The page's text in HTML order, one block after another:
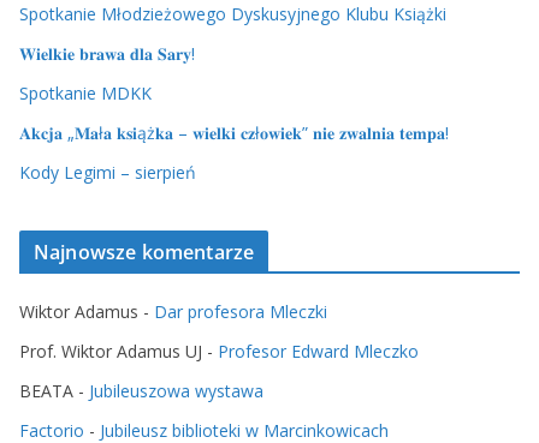
Spotkanie Młodzieżowego Dyskusyjnego Klubu Książki
𝐖𝐢𝐞𝐥𝐤𝐢𝐞 𝐛𝐫𝐚𝐰𝐚 𝐝𝐥𝐚 𝐒𝐚𝐫𝐲!
Spotkanie MDKK
𝐀𝐤𝐜𝐣𝐚 „𝐌𝐚ł𝐚 𝐤𝐬𝐢ąż𝐤𝐚 – 𝐰𝐢𝐞𝐥𝐤𝐢 𝐜𝐳ł𝐨𝐰𝐢𝐞𝐤” 𝐧𝐢𝐞 𝐳𝐰𝐚𝐥𝐧𝐢𝐚 𝐭𝐞𝐦𝐩𝐚!
Kody Legimi – sierpień
Najnowsze komentarze
Wiktor Adamus - Dar profesora Mleczki
Prof. Wiktor Adamus UJ - Profesor Edward Mleczko
BEATA - Jubileuszowa wystawa
Factorio - Jubileusz biblioteki w Marcinkowicach